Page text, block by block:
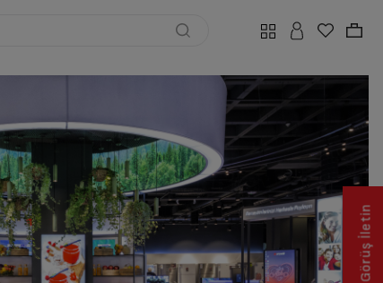
Görüş İletin